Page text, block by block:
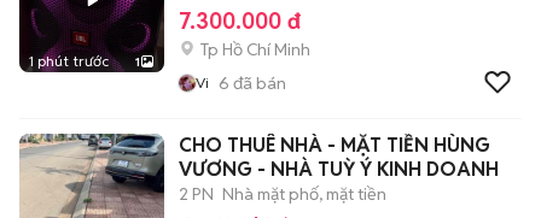
1 phút trước 1
7.300.000 đ
Tp Hồ Chí Minh
Vi 6 đã bán
CHO THUÊ NHÀ - MẶT TIỀN HÙNG
VƯƠNG - NHÀ TUỲ Ý KINH DOANH
2 PN Nhà mặt phố, mặt tiền